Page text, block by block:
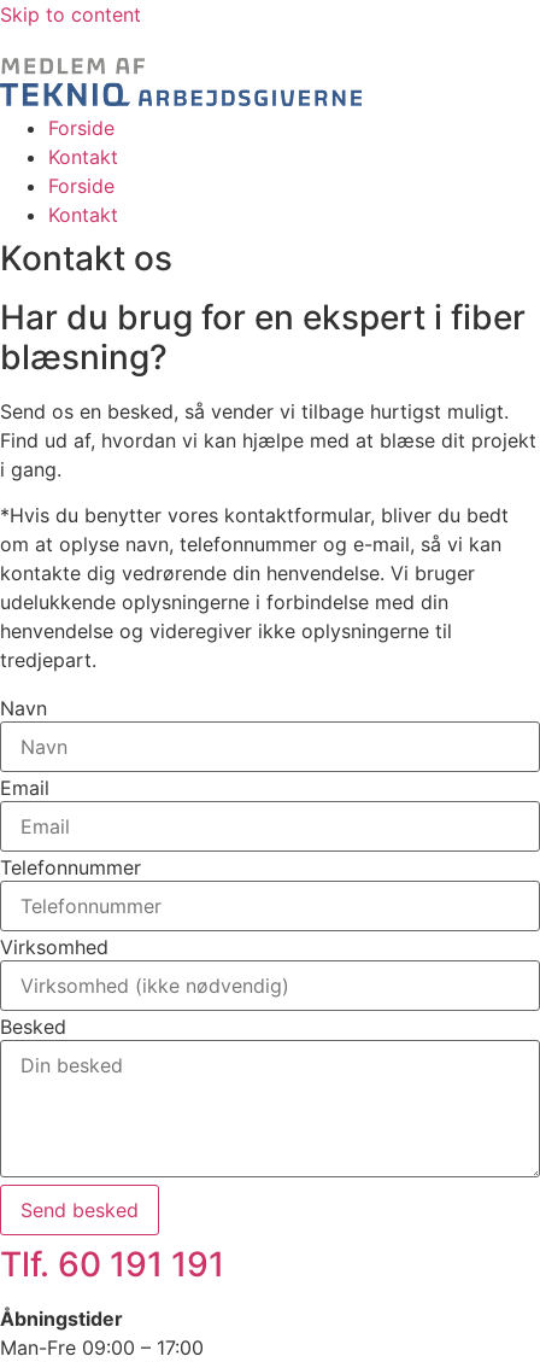
Skip to content
Forside
Kontakt
Forside
Kontakt
Kontakt os
Har du brug for en ekspert i fiber
blæsning?
Send os en besked, så vender vi tilbage hurtigst muligt.
Find ud af, hvordan vi kan hjælpe med at blæse dit projekt
i gang.
*Hvis du benytter vores kontaktformular, bliver du bedt
om at oplyse navn, telefonnummer og e-mail, så vi kan
kontakte dig vedrørende din henvendelse. Vi bruger
udelukkende oplysningerne i forbindelse med din
henvendelse og videregiver ikke oplysningerne til
tredjepart.
Navn
Email
Telefonnummer
Virksomhed
Besked
Send besked
Tlf. 60 191 191
Åbningstider
Man-Fre 09:00 – 17:00